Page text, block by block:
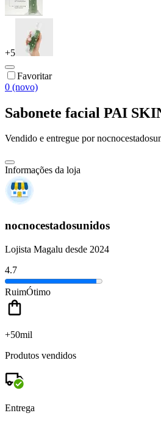
+5
Favoritar
0 (novo)
Sabonete facial PAI
Vendido e entregue por
Informações da loja
nocnocestadosunidos
Lojista Magalu desde 2024
4.7
RuimÓtimo
+50mil
Produtos vendidos
Entrega